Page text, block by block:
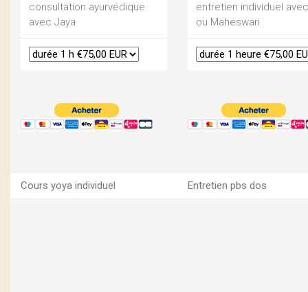
consultation ayurvédique
avec Jaya
entretien individuel
ou Maheswari
Cours yoya individuel Entretien pbs dos